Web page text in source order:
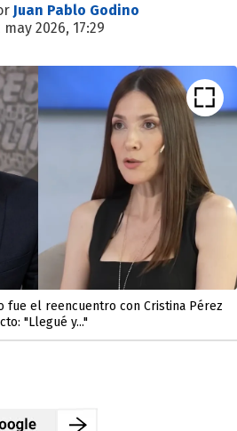
Juan Pablo Godino
may 2026, 17:29
fue el reencuentro con Cristina Pérez
"Llegué y..."